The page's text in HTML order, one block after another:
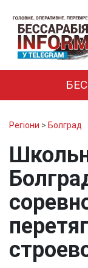
Регіони > Болград